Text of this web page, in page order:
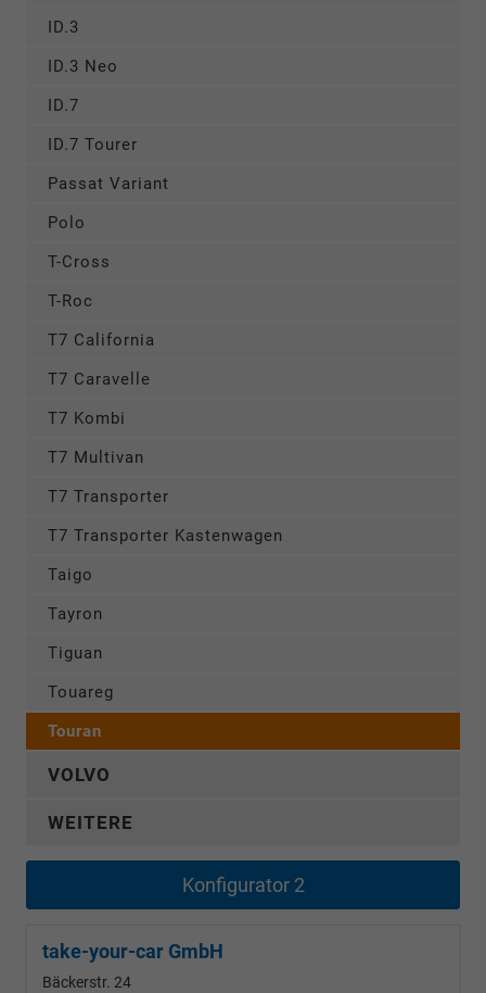
ID.3
ID.3 Neo
ID.7
ID.7 Tourer
Passat Variant
Polo
T-Cross
T-Roc
T7 California
T7 Caravelle
T7 Kombi
T7 Multivan
T7 Transporter
T7 Transporter Kastenwagen
Taigo
Tayron
Tiguan
Touareg
Touran
VOLVO
WEITERE
Konfigurator 2
take-your-car GmbH
Bäckerstr. 24